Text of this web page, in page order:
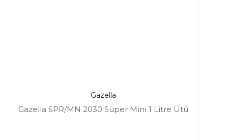
Gazella
Gazella SPR/MN 2030 Süper Mini 1 Litre Ütü